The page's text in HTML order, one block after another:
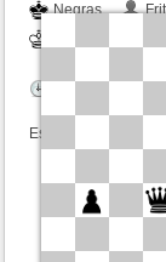
Negras
Tiempo: 15
Esta partida es por